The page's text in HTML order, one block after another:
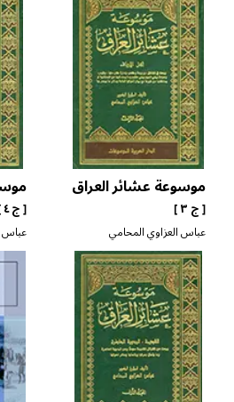
موسوعة عشائر العراق
[ ج ٣ ]
عباس العزاوي المحامي
[ ج ٤ ]
عباس